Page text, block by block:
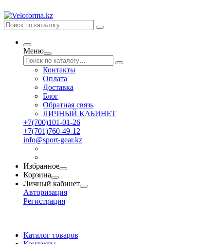
Меню
Контакты
Оплата
Доставка
Блог
Обратная связь
ЛИЧНЫЙ КАБИНЕТ
+7(700)101-01-26
+7(701)760-49-12
info@sport-gear.kz
Избранное
Корзина
Личный кабинет
Авторизация
Регистрация
Каталог товаров